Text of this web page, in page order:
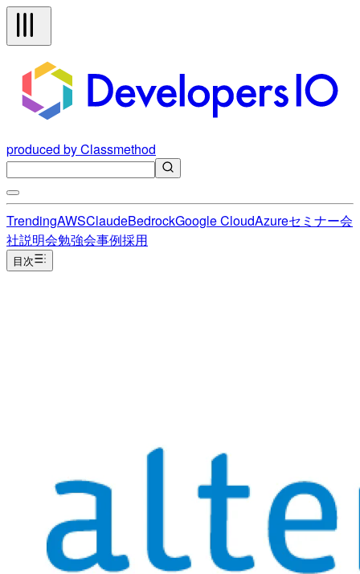
produced by Classmethod
TrendingAWSClaudeBedrockGoogle CloudAzureセミナー会
社説明会勉強会事例採用
目次